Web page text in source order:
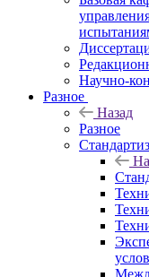
Научно-
Разное
Назад
Разное